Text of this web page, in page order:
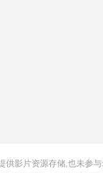
供影片资源存储,也未参